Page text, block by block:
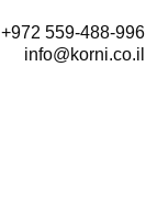
info@korni.co.il
+972 559-488-996